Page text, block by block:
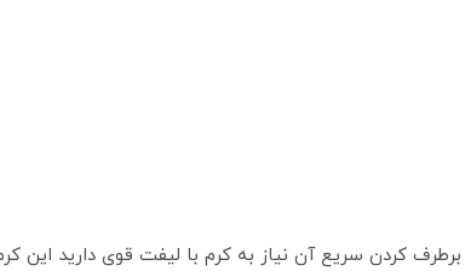
کردن سریع آن نیاز به کرم با لیفت قوی دارید این